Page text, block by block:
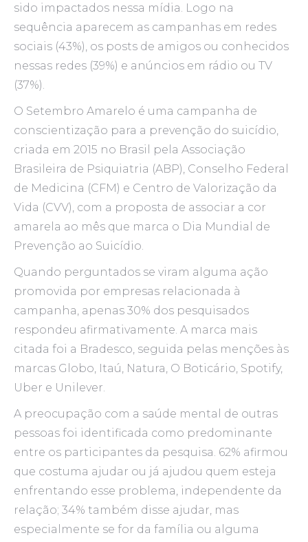
sido impactados nessa mídia. Logo na
sequência aparecem as campanhas em redes
sociais (43%), os posts de amigos ou conhecidos
nessas redes (39%) e anúncios em rádio ou TV
(37%).
O Setembro Amarelo é uma campanha de
conscientização para a prevenção do suicídio,
criada em 2015 no Brasil pela Associação
Brasileira de Psiquiatria (ABP), Conselho Federal
de Medicina (CFM) e Centro de Valorização da
Vida (CVV), com a proposta de associar a cor
amarela ao mês que marca o Dia Mundial de
Prevenção ao Suicídio.
Quando perguntados se viram alguma ação
promovida por empresas relacionada à
campanha, apenas 30% dos pesquisados
respondeu afirmativamente. A marca mais
citada foi a Bradesco, seguida pelas menções às
marcas Globo, Itaú, Natura, O Boticário, Spotify,
Uber e Unilever.
A preocupação com a saúde mental de outras
pessoas foi identificada como predominante
entre os participantes da pesquisa. 62% afirmou
que costuma ajudar ou já ajudou quem esteja
enfrentando esse problema, independente da
relação; 34% também disse ajudar, mas
especialmente se for da família ou alguma